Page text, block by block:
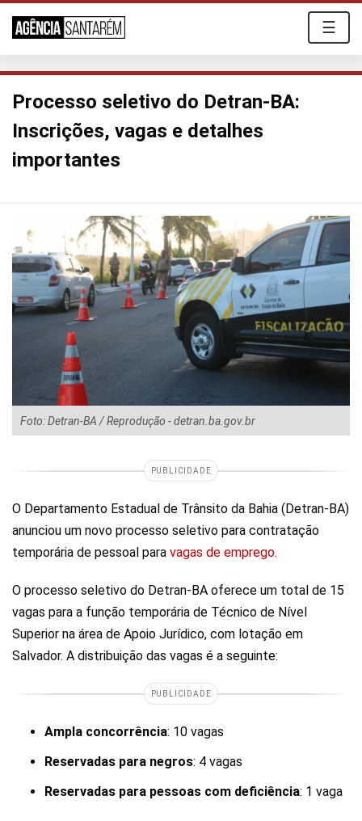
☰
Processo seletivo do Detran-BA:
Inscrições, vagas e detalhes
importantes
Foto: Detran-BA / Reprodução - detran.ba.gov.br
PUBLICIDADE
O Departamento Estadual de Trânsito da Bahia (Detran-BA)
anunciou um novo processo seletivo para contratação
temporária de pessoal para vagas de emprego.
O processo seletivo do Detran-BA oferece um total de 15
vagas para a função temporária de Técnico de Nível
Superior na área de Apoio Jurídico, com lotação em
Salvador. A distribuição das vagas é a seguinte:
PUBLICIDADE
Ampla concorrência: 10 vagas
Reservadas para negros: 4 vagas
Reservadas para pessoas com deficiência: 1 vaga